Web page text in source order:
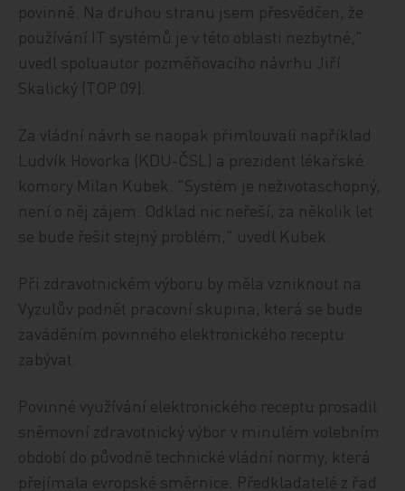
povinně. Na druhou stranu jsem přesvědčen, že
používání IT systémů je v této oblasti nezbytné,"
uvedl spoluautor pozměňovacího návrhu Jiří
Skalický (TOP 09).
Za vládní návrh se naopak přimlouvali například
Ludvík Hovorka (KDU-ČSL) a prezident lékařské
komory Milan Kubek. "Systém je neživotaschopný,
není o něj zájem. Odklad nic neřeší, za několik let
se bude řešit stejný problém," uvedl Kubek.
Při zdravotnickém výboru by měla vzniknout na
Vyzulův podnět pracovní skupina, která se bude
zaváděním povinného elektronického receptu
zabývat.
Povinné využívání elektronického receptu prosadil
sněmovní zdravotnický výbor v minulém volebním
období do původně technické vládní normy, která
přejímala evropské směrnice. Předkladatelé z řad